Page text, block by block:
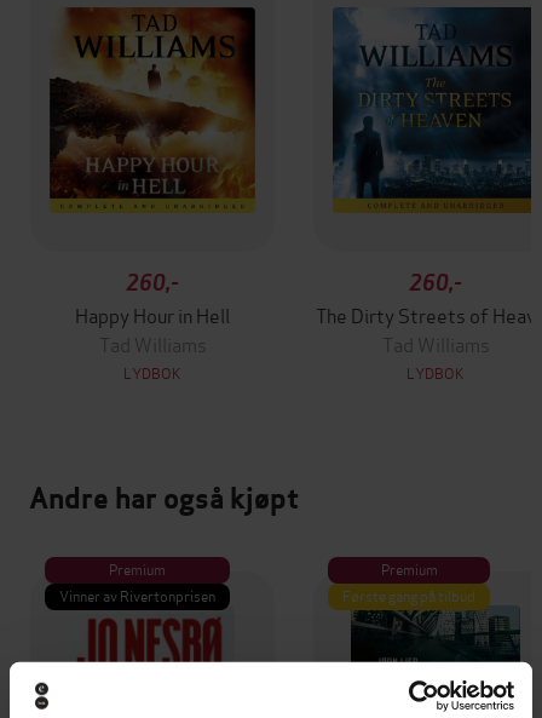
260,-
Happy Hour in Hell
Tad Williams
LYDBOK
260,-
The Dirty Streets of
Tad Williams
LYDBOK
Andre har også kjøpt
Premium
Vinner av Rivertonprisen
Premium
Første gang på tilbud